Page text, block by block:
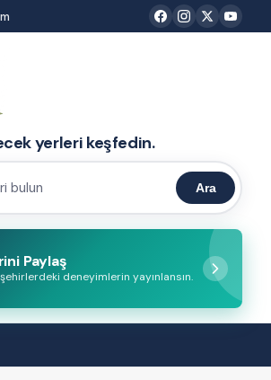
yerleri keşfedin.
Ara
Paylaş
deneyimlerin yayınlansın.